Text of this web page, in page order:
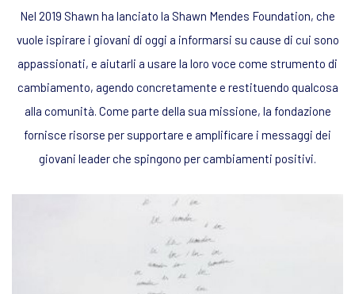
Nel 2019 Shawn ha lanciato la Shawn Mendes Foundation, che
vuole ispirare i giovani di oggi a informarsi su cause di cui sono
appassionati, e aiutarli a usare la loro voce come strumento di
cambiamento, agendo concretamente e restituendo qualcosa
alla comunità. Come parte della sua missione, la fondazione
fornisce risorse per supportare e amplificare i messaggi dei
giovani leader che spingono per cambiamenti positivi.